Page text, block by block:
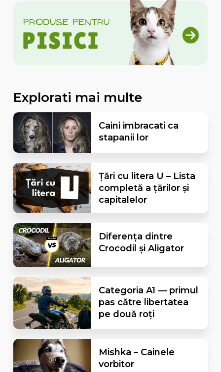
Explorati mai multe
Caini imbracati ca
stapanii lor
Țări cu litera U – Lista
completă a țărilor și
capitalelor
Diferența dintre
Crocodil și Aligator
Categoria A1 — primul
pas către libertatea
pe două roți
Mishka – Cainele
vorbitor